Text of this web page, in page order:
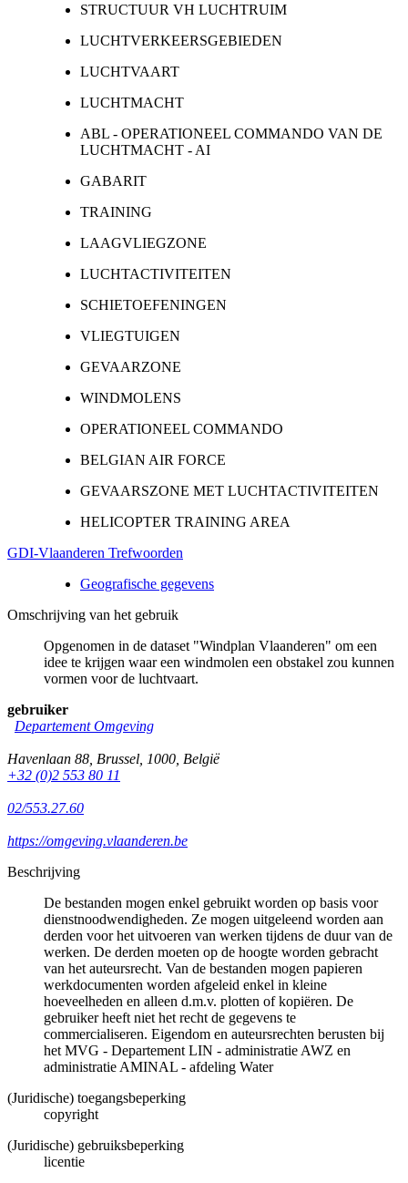
STRUCTUUR VH LUCHTRUIM
LUCHTVERKEERSGEBIEDEN
LUCHTVAART
LUCHTMACHT
ABL - OPERATIONEEL COMMANDO VAN DE
LUCHTMACHT - AI
GABARIT
TRAINING
LAAGVLIEGZONE
LUCHTACTIVITEITEN
SCHIETOEFENINGEN
VLIEGTUIGEN
GEVAARZONE
WINDMOLENS
OPERATIONEEL COMMANDO
BELGIAN AIR FORCE
GEVAARSZONE MET LUCHTACTIVITEITEN
HELICOPTER TRAINING AREA
GDI-Vlaanderen Trefwoorden
Geografische gegevens
Omschrijving van het gebruik
Opgenomen in de dataset "Windplan Vlaanderen" om een
idee te krijgen waar een windmolen een obstakel zou kunnen
vormen voor de luchtvaart.
gebruiker
Departement Omgeving
Havenlaan 88 Brussel 1000 België
+32 (0)2 553 80 11
02/553.27.60
https://omgeving.vlaanderen.be
Beschrijving
De bestanden mogen enkel gebruikt worden op basis voor
dienstnoodwendigheden. Ze mogen uitgeleend worden aan
derden voor het uitvoeren van werken tijdens de duur van de
werken. De derden moeten op de hoogte worden gebracht
van het auteursrecht. Van de bestanden mogen papieren
werkdocumenten worden afgeleid enkel in kleine
hoeveelheden en alleen d.m.v. plotten of kopiëren. De
gebruiker heeft niet het recht de gegevens te
commercialiseren. Eigendom en auteursrechten berusten bij
het MVG - Departement LIN - administratie AWZ en
administratie AMINAL - afdeling Water
(Juridische) toegangsbeperking
copyright
(Juridische) gebruiksbeperking
licentie